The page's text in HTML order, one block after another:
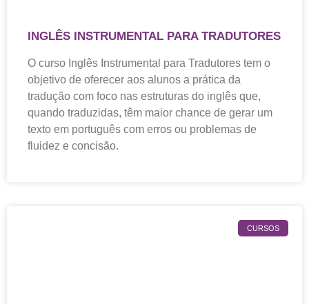
INGLÊS INSTRUMENTAL PARA TRADUTORES
O curso Inglês Instrumental para Tradutores tem o
objetivo de oferecer aos alunos a prática da
tradução com foco nas estruturas do inglês que,
quando traduzidas, têm maior chance de gerar um
texto em português com erros ou problemas de
fluidez e concisão.
CURSOS